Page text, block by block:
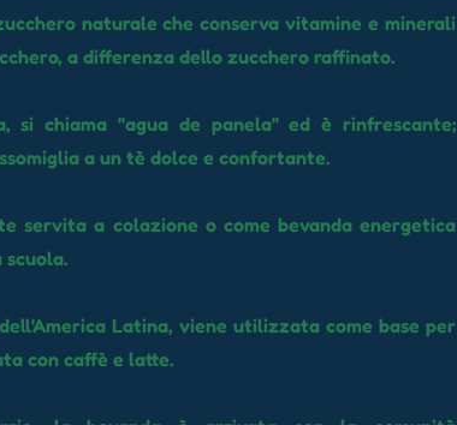
naturale che conserva vitamine e minerali
a differenza dello zucchero raffinato.
si chiama "agua de panela" ed è rinfrescante;
a un tè dolce e confortante.
servita a colazione o come bevanda energetica
Latina, viene utilizzata come base per
con caffè e latte.